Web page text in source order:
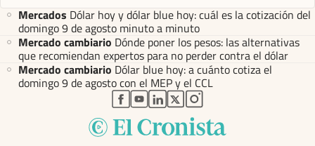
Mercados Dólar hoy y dólar blue hoy: cuál es la cotización del
domingo 9 de agosto minuto a minuto
Mercado cambiario Dónde poner los pesos: las alternativas
que recomiendan expertos para no perder contra el dólar
Mercado cambiario Dólar blue hoy: a cuánto cotiza el
domingo 9 de agosto con el MEP y el CCL
abre en nueva pestaña
abre en nueva pestaña
abre en nueva pestaña
abre en nueva pestaña
abre en nueva pestaña